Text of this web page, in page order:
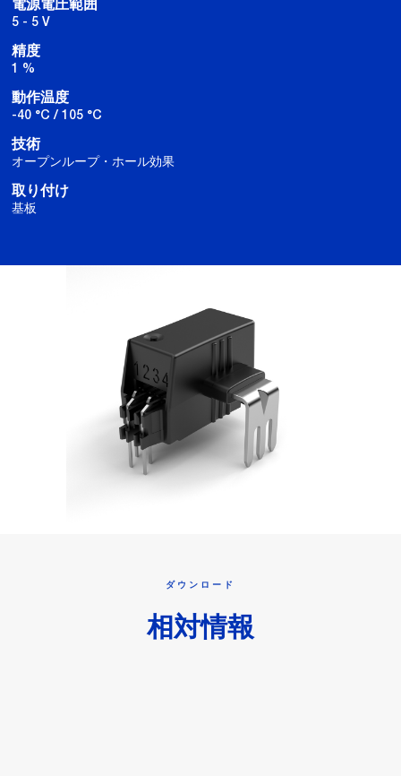
電源電圧範囲
5 - 5 V
精度
1 %
動作温度
-40 °C / 105 °C
技術
オープンループ・ホール効果
取り付け
基板
ダウンロード
相対情報